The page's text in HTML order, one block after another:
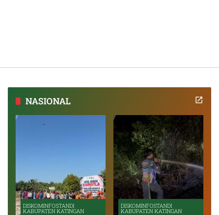
NASIONAL
DISKOMINFOSTANDI
KABUPATEN KATINGAN
DISKOMINFOSTANDI
KABUPATEN KATINGAN